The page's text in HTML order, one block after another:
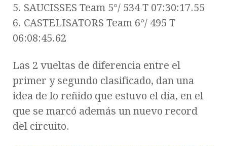
5. SAUCISSES Team 5°/ 534 T 07:30:17.55
6. CASTELISATORS Team 6°/ 495 T
06:08:45.62
Las 2 vueltas de diferencia entre el
primer y segundo clasificado, dan una
idea de lo reñido que estuvo el día, en el
que se marcó además un nuevo record
del circuito.